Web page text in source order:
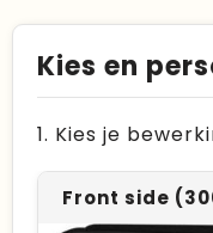
Kies en
1. Kies je
Front side